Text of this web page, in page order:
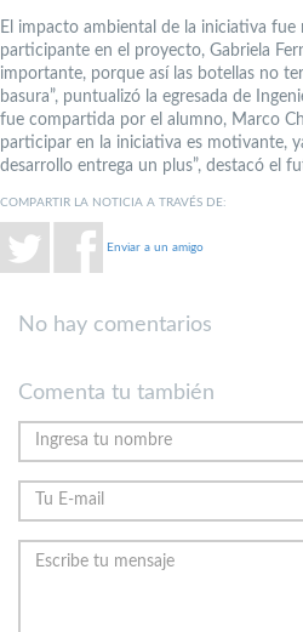
El impacto ambiental de la iniciativa
participante en el proyecto, Gabriela
importante, porque así las botellas no
basura”, puntualizó la egresada de
fue compartida por el alumno, Marco
participar en la iniciativa es motivante,
desarrollo entrega un plus”, destacó el
COMPARTIR LA NOTICIA A TRAVÉS DE:
Enviar a un amigo
No hay comentarios
Comenta tu también